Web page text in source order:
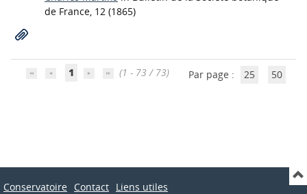
de France, 12 (1865)
1 (1 - 73 / 73) Par page : 25 50
Conservatoire Contact Liens utiles